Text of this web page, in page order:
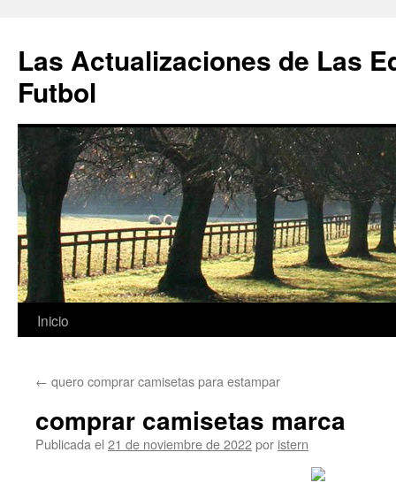
Las Actualizaciones de Las
Futbol
Saltar
contenido
Inicio
← quero comprar camisetas para estampar
comprar camisetas marca
Publicada el 21 de noviembre de 2022por istern